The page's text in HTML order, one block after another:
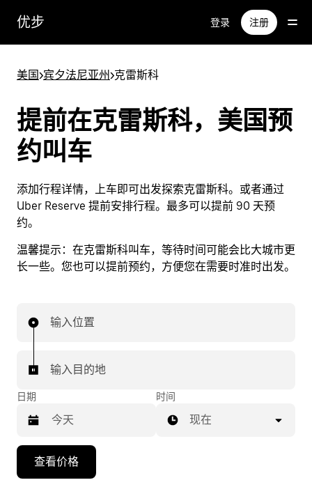
优步 登录 注册
美国>宾夕法尼亚州>克雷斯科
提前在克雷斯科，美国预
约叫车
添加行程详情，上车即可出发探索克雷斯科。或者通过
Uber Reserve 提前安排行程。最多可以提前 90 天预
约。
温馨提示： 在克雷斯科叫车，等待时间可能会比大城市更
长一些。您也可以提前预约，方便您在需要时准时出发。
输入位置
输入目的地
日期
向
时间
现在
查看价格